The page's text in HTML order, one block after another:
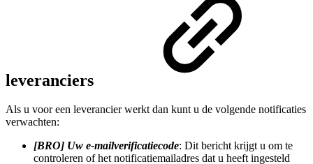
leveranciers
Als u voor een leverancier werkt dan kunt u de volgende notificaties
verwachten:
[BRO] Uw e-mailverificatiecode: Dit bericht krijgt u om te
controleren of het notificatiemailadres dat u heeft ingesteld